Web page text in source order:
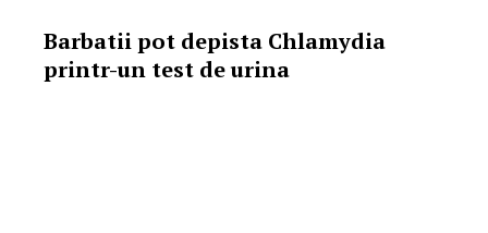
Barbatii pot depista Chlamydia
printr-un test de urina